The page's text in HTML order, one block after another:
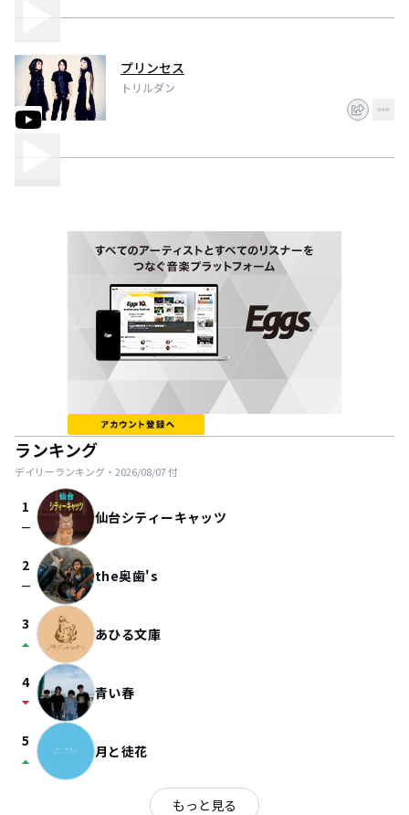
プリンセス
トリルダン
ランキング
デイリーランキング・ 2026/08/07付
1
check_indeterminate_small 仙台シティーキャッツ
2
check_indeterminate_small the奥歯's
3
arrow_drop_up あひる文庫
4
arrow_drop_down 青い春
5
arrow_drop_up 月と徒花
もっと見る